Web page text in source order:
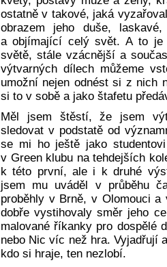
ostatně v takové, jaká
obrazem jeho duše,
a objímající celý svět. A to
světě, stále vzácnější a
výtvarných dílech můžeme
umožní nejen odnést si z nich
si to v sobě a jako štafetu
Měl jsem štěstí, že jsem
sledovat v podstatě od
se mi ho ještě jako
v Green klubu na tehdejších
k této první, ale i k druhé
jsem mu uváděl v průběhu
proběhly v Brně, v Olomouci
dobře vystihovaly směr jeho
malované říkanky pro dospělé
nebo Nic víc než hra. Vyjadřují
kdo si hraje, ten nezlobí.